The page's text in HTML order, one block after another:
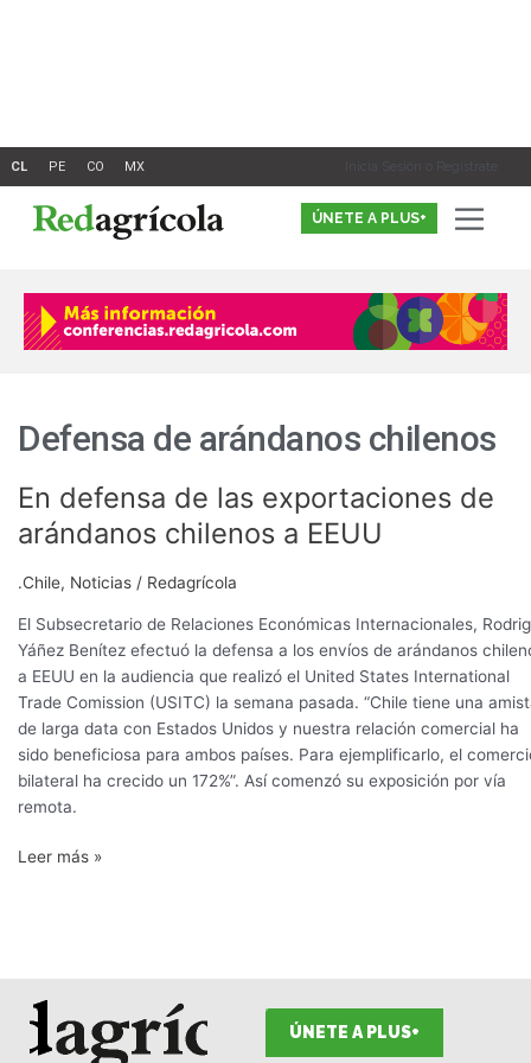
Inicia Sesión o Registrate
ÚNETE A PLUS+
Defensa de arándanos chilenos
En defensa de las exportaciones de
arándanos chilenos a EEUU
.Chile, Noticias / Redagrícola
El Subsecretario de Relaciones Económicas Internacionales,
Yáñez Benítez efectuó la defensa a los envíos de arándanos
a EEUU en la audiencia que realizó el United States International
Trade Comission (USITC) la semana pasada. “Chile tiene una
de larga data con Estados Unidos y nuestra relación comercial ha
sido beneficiosa para ambos países. Para ejemplificarlo, el
bilateral ha crecido un 172%”. Así comenzó su exposición por vía
remota.
En
defensa
de
exportaciones
de
arándanos
chilenos
a
EEUU
Leer más »
ÚNETE A PLUS+